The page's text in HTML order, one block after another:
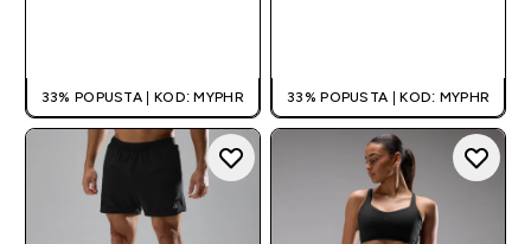
33% POPUSTA | KOD: MYPHR 33% POPUSTA | KOD: MYPHR